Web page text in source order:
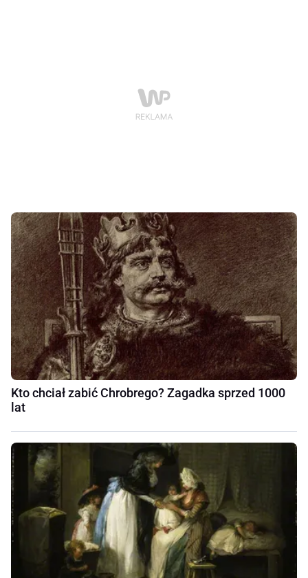
Kto chciał zabić Chrobrego? Zagadka sprzed 1000
lat